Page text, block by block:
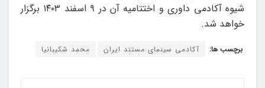
شیوه آکادمی داوری و اختتامیه آن در ۹ اسفند ۱۴۰۳ برگزار
خواهد شد.
برچسب ها: آکادمی سینمای مستند ایران محمد شکیبانیا